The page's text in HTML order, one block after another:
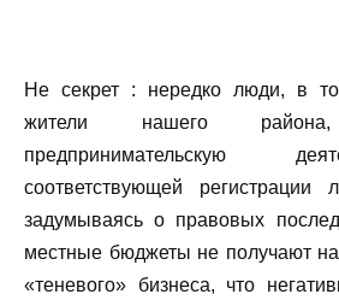
Не секрет : нередко люди, в
жители нашего района,
предпринимательскую
соответствующей регистрации
задумываясь о правовых
местные бюджеты не получают
«теневого» бизнеса, что